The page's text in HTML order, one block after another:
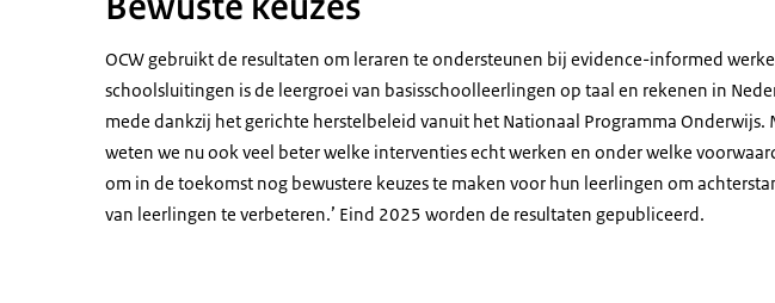
OCW gebruikt de resultaten om leraren te ondersteunen bij evidence-informed
schoolsluitingen is de leergroei van basisschoolleerlingen op taal en rekenen in
mede dankzij het gerichte herstelbeleid vanuit het Nationaal Programma
weten we nu ook veel beter welke interventies echt werken en onder welke
om in de toekomst nog bewustere keuzes te maken voor hun leerlingen om
van leerlingen te verbeteren.’ Eind 2025 worden de resultaten gepubliceerd.